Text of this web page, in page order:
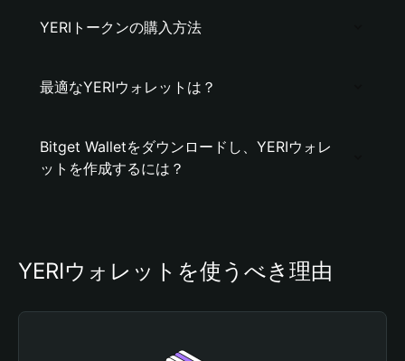
YERIトークンの購入方法
最適なYERIウォレットは？
Bitget Walletをダウンロードし、YERIウォレ
ットを作成するには？
YERIウォレットを使うべき理由